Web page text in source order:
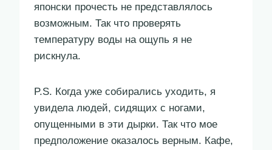
японски прочесть не представлялось
возможным. Так что проверять
температуру воды на ощупь я не
рискнула.
P.S. Когда уже собирались уходить, я
увидела людей, сидящих с ногами,
опущенными в эти дырки. Так что мое
предположение оказалось верным. Кафе,